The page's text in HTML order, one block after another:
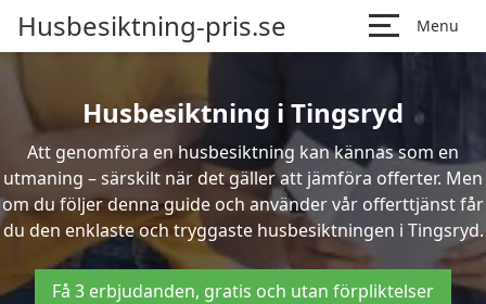
Husbesiktning-pris.se Menu
Husbesiktning i Tingsryd
Att genomföra en husbesiktning kan kännas som en
utmaning – särskilt när det gäller att jämföra offerter. Men
om du följer denna guide och använder vår offerttjänst får
du den enklaste och tryggaste husbesiktningen i Tingsryd.
Få 3 erbjudanden, gratis och utan förpliktelser